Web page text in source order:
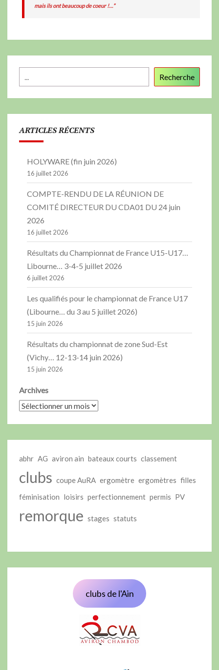
mais ils ont beaucoup de coeur !…”
Recherche
ARTICLES RÉCENTS
HOLYWARE (fin juin 2026)
16 juillet 2026
COMPTE-RENDU DE LA RÉUNION DE
COMITÉ DIRECTEUR DU CDA01 DU 24 juin
2026
16 juillet 2026
Résultats du Championnat de France U15-U17…
Libourne… 3-4-5 juillet 2026
6 juillet 2026
Les qualifiés pour le championnat de France U17
(Libourne… du 3 au 5 juillet 2026)
15 juin 2026
Résultats du championnat de zone Sud-Est
(Vichy… 12-13-14 juin 2026)
15 juin 2026
Archives
abhr AG aviron ain bateaux courts classement
clubs coupe AuRA ergomètre ergomètres filles
féminisation loisirs perfectionnement permis PV
remorque stages statuts
clubs de l'Ain